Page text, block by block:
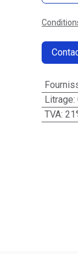
Litrage:
TVA: